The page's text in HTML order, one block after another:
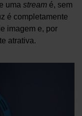
uma stream é, sem
é completamente
imagem e, por
atrativa.